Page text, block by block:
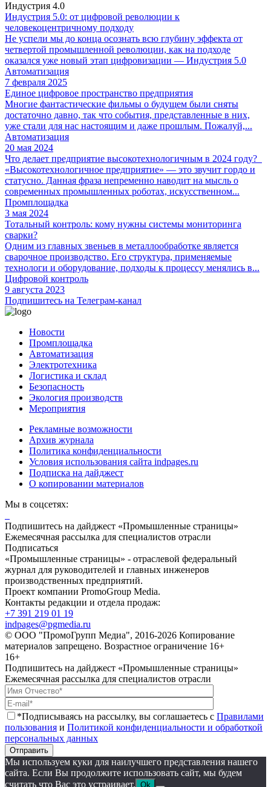
Индустрия 4.0
Индустрия 5.0: от цифровой революции к
человекоцентричному подходу
Не успели мы до конца осознать всю глубину эффекта от
четвертой промышленной революции, как на подходе
оказался уже новый этап цифровизации — Индустрия 5.0
Автоматизация
7 февраля 2025
Единое цифровое пространство предприятия
Многие фантастические фильмы о будущем были сняты
достаточно давно, так что события, представленные в них,
уже стали для нас настоящим и даже прошлым. Пожалуй,...
Автоматизация
20 мая 2024
Что делает предприятие высокотехнологичным в 2024 году?
«Высокотехнологичное предприятие» — это звучит гордо и
статусно. Данная фраза непременно наводит на мысль о
современных промышленных роботах, искусственном...
Промплощадка
3 мая 2024
Тотальный контроль: кому нужны системы мониторинга
сварки?
Одним из главных звеньев в металлообработке является
сварочное производство. Его структура, применяемые
технологи и оборудование, подходы к процессу менялись в...
Цифровой контроль
9 августа 2023
Подпишитесь на Телеграм-канал
Новости
Промплощадка
Автоматизация
Электротехника
Логистика и склад
Безопасность
Экология производств
Мероприятия
Рекламные возможности
Архив журнала
Политика конфиденциальности
Условия использования сайта indpages.ru
Подписка на дайджест
О копировании материалов
Мы в соцсетях:
Подпишитесь на дайджест «Промышленные страницы»
Ежемесячная рассылка для специалистов отрасли
Подписаться
«Промышленные страницы» - отраслевой федеральный
журнал для руководителей и главных инженеров
производственных предприятий.
Проект компании PromoGroup Media.
Контакты редакции и отдела продаж:
+7 391 219 01 19
indpages@pgmedia.ru
© ООО "ПромоГрупп Медиа", 2016-2026 Копирование
материалов запрещено. Возрастное ограничение 16+
16+
Подпишитесь на дайджест «Промышленные страницы»
Ежемесячная рассылка для специалистов отрасли
*Подписываясь на рассылку, вы соглашаетесь с Правилами
пользования и Политикой конфиденциальности и обработкой
персональных данных
Отправить
Мы используем куки для наилучшего представления нашего
сайта. Если Вы продолжите использовать сайт, мы будем
считать что Вас это устраивает. Ok